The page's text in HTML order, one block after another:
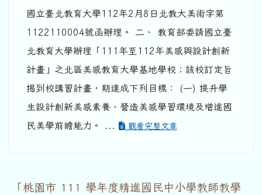
國立臺北教育大學112年2月8日北教大美術字第
1122110004號函辦理。 二、 教育部委請國立臺
北教育大學辦理「111年至112年美感與設計創新
計畫」之北區美感教育大學基地學校；該校訂定旨
揭到校講習計畫，期達成下列目標： (一) 提升學
生設計創新美感素養、營造美感學習環境及增進國
民美學前瞻能力。 ...
觀看完整文章
「桃園市 111 學年度精進國民中小學教師教學